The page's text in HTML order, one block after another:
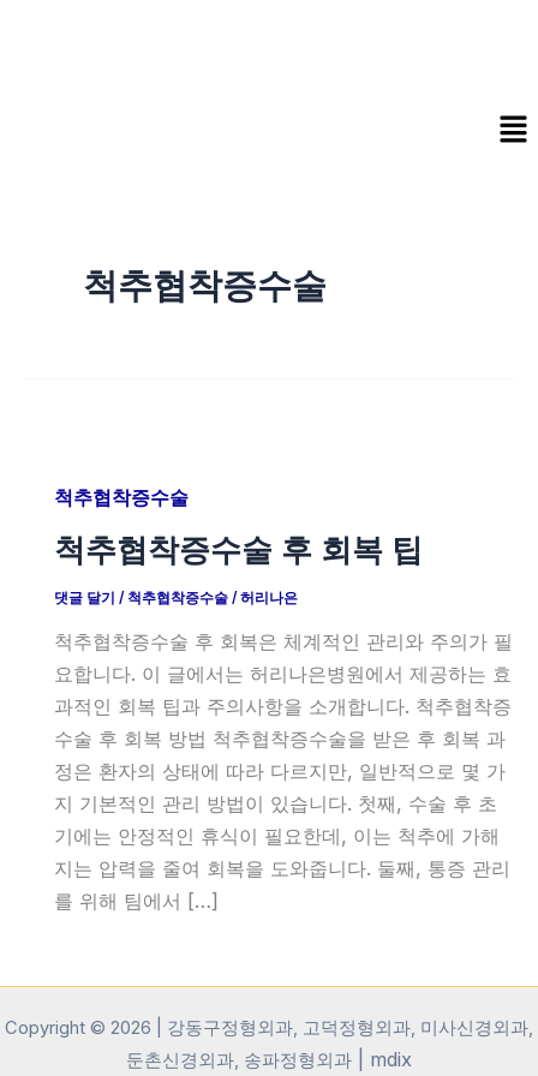
척추협착증수술
척추협착증수술
척추협착증수술 후 회복 팁
댓글 달기 /척추협착증수술/허리나은
척추협착증수술 후 회복은 체계적인 관리와 주의가 필
요합니다. 이 글에서는 허리나은병원에서 제공하는 효
과적인 회복 팁과 주의사항을 소개합니다. 척추협착증
수술 후 회복 방법 척추협착증수술을 받은 후 회복 과
정은 환자의 상태에 따라 다르지만, 일반적으로 몇 가
지 기본적인 관리 방법이 있습니다. 첫째, 수술 후 초
기에는 안정적인 휴식이 필요한데, 이는 척추에 가해
지는 압력을 줄여 회복을 도와줍니다. 둘째, 통증 관리
를 위해 팀에서 […]
Copyright © 2026 | 강동구정형외과, 고덕정형외과, 미사신경외과,
둔촌신경외과, 송파정형외과
mdix